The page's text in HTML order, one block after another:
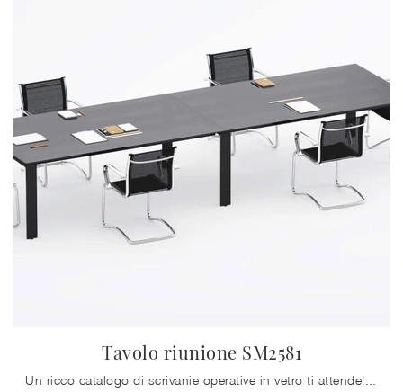
Tavolo riunione SM2581